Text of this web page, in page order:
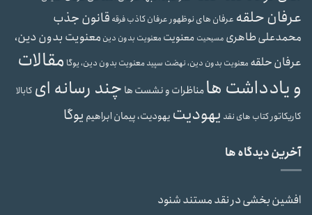
عرفان حلقه عرفان های نوظهورعرفان کاذبفرقه قانون جذب
محمدعلی طاهری مسیحیت معنویت معنویت بدون دین معنویت بدون دین،
عرفان حلقه معنویت بدون دین، نهضت سپیدمعنویت بدون دین، یوگا مقالات
و یادداشت هامناظرات و نشست ها چند رسانه ای کابالا
کاریکاتورکتاب های نقد یهودیت یهودیت، پیمان ابراهیم یوگا
آخرین دیدگاه ها
افشین بخشیدرنقد مستند شنود